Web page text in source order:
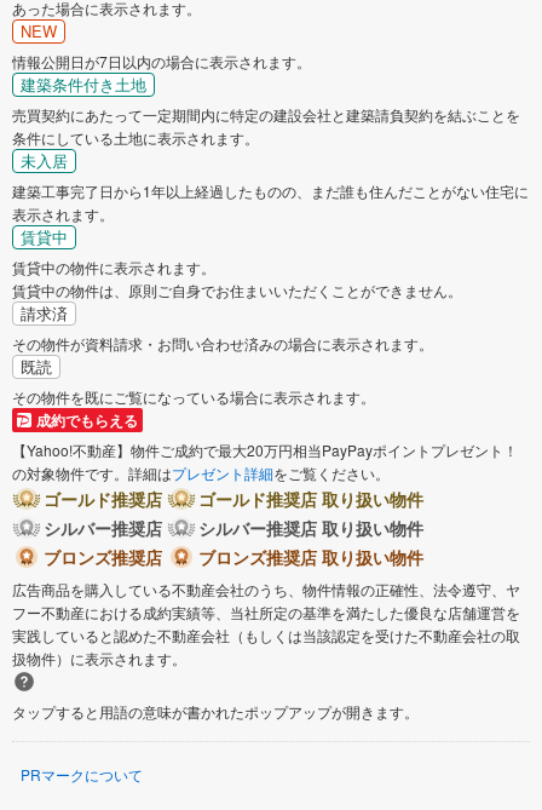
あった場合に表示されます。
NEW
情報公開日が7日以内の場合に表示されます。
建築条件付き土地
売買契約にあたって一定期間内に特定の建設会社と建築請負契約を結ぶことを
条件にしている土地に表示されます。
未入居
建築工事完了日から1年以上経過したものの、まだ誰も住んだことがない住宅に
表示されます。
賃貸中
賃貸中の物件に表示されます。
賃貸中の物件は、原則ご自身でお住まいいただくことができません。
請求済
その物件が資料請求・お問い合わせ済みの場合に表示されます。
既読
その物件を既にご覧になっている場合に表示されます。
成約でもらえる
【Yahoo!不動産】物件ご成約で最大20万円相当PayPayポイントプレゼント！
の対象物件です。詳細はプレゼント詳細をご覧ください。
ゴールド推奨店
ゴールド推奨店 取り扱い物件
シルバー推奨店
シルバー推奨店 取り扱い物件
ブロンズ推奨店
ブロンズ推奨店 取り扱い物件
広告商品を購入している不動産会社のうち、物件情報の正確性、法令遵守、ヤ
フー不動産における成約実績等、当社所定の基準を満たした優良な店舗運営を
実践していると認めた不動産会社（もしくは当該認定を受けた不動産会社の取
扱物件）に表示されます。
タップすると用語の意味が書かれたポップアップが開きます。
PRマークについて